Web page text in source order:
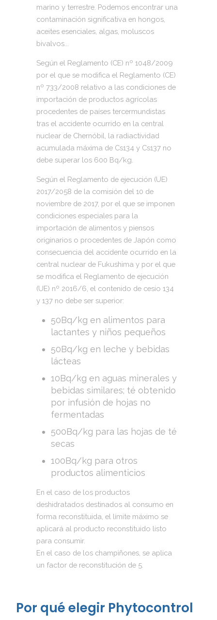
marino y terrestre. Podemos encontrar una
contaminación significativa en hongos,
aceites esenciales, algas, moluscos
bivalvos...
Según el Reglamento (CE) nº 1048/2009
por el que se modifica el Reglamento (CE)
nº 733/2008 relativo a las condiciones de
importación de productos agrícolas
procedentes de países tercermundistas
tras el accidente ocurrido en la central
nuclear de Chernóbil, la radiactividad
acumulada máxima de Cs134 y Cs137 no
debe superar los 600 Bq/kg.
Según el Reglamento de ejecución (UE)
2017/2058 de la comisión del 10 de
noviembre de 2017, por el que se imponen
condiciones especiales para la
importación de alimentos y piensos
originarios o procedentes de Japón como
consecuencia del accidente ocurrido en la
central nuclear de Fukushima y por el que
se modifica el Reglamento de ejecución
(UE) nº 2016/6, el contenido de cesio 134
y 137 no debe ser superior:
50Bq/kg en alimentos para
lactantes y niños pequeños
50Bq/kg en leche y bebidas
lácteas
10Bq/kg en aguas minerales y
bebidas similares; té obtenido
por infusión de hojas no
fermentadas
500Bq/kg para las hojas de té
secas
100Bq/kg para otros
productos alimenticios
En el caso de los productos
deshidratados destinados al consumo en
forma reconstituida, el límite máximo se
aplicará al producto reconstituido listo
para consumir.
En el caso de los champiñones, se aplica
un factor de reconstitución de 5.
Por qué elegir Phytocontrol